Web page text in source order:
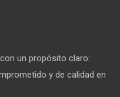
un propósito claro:
y de calidad en